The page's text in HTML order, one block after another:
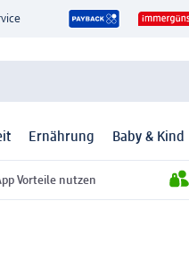
Ernährung Baby & Kind
Vorteile nutzen